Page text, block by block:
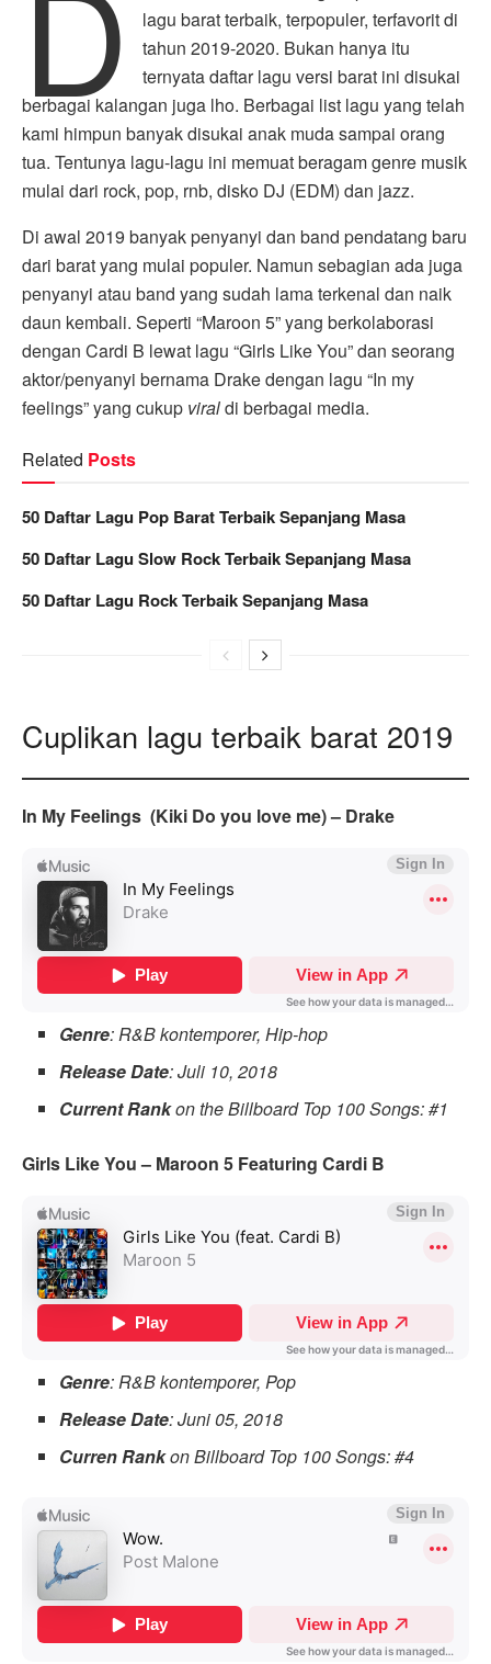
lagu barat terbaik, terpopuler, terfavorit di
tahun 2019-2020. Bukan hanya itu
ternyata daftar lagu versi barat ini disukai
berbagai kalangan juga lho. Berbagai list lagu yang telah
kami himpun banyak disukai anak muda sampai orang
tua. Tentunya lagu-lagu ini memuat beragam genre musik
mulai dari rock, pop, rnb, disko DJ (EDM) dan jazz.
Di awal 2019 banyak penyanyi dan band pendatang baru
dari barat yang mulai populer. Namun sebagian ada juga
penyanyi atau band yang sudah lama terkenal dan naik
daun kembali. Seperti “Maroon 5” yang berkolaborasi
dengan Cardi B lewat lagu “Girls Like You” dan seorang
aktor/penyanyi bernama Drake dengan lagu “In my
feelings” yang cukup viraldi berbagai media.
Related Posts
50 Daftar Lagu Pop Barat Terbaik Sepanjang Masa
50 Daftar Lagu Slow Rock Terbaik Sepanjang Masa
50 Daftar Lagu Rock Terbaik Sepanjang Masa
Cuplikan lagu terbaik barat 2019
In My Feelings (Kiki Do you love me) – Drake
Genre: R&B kontemporer, Hip-hop
Release Date: Juli 10, 2018
Current Rankon the Billboard Top 100 Songs: #1
Girls Like You – Maroon 5 Featuring Cardi B
Genre: R&B kontemporer, Pop
Release Date: Juni 05, 2018
Curren Rankon Billboard Top 100 Songs: #4